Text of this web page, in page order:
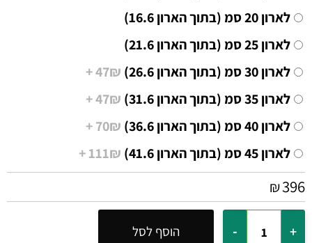
לארון 20 סמ (בתוך הארון 16.6)
לארון 25 סמ (בתוך הארון 21.6)
לארון 30 סמ (בתוך הארון 26.6)
47₪ +
לארון 35 סמ (בתוך הארון 31.6)
47₪ +
לארון 40 סמ (בתוך הארון 36.6)
70₪ +
לארון 45 סמ (בתוך הארון 41.6)
111₪ +
₪396
הוסף לסל